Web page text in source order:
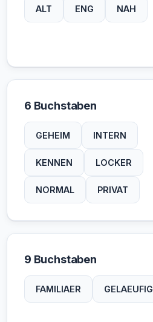
ALT ENG NAH
6 Buchstaben
GEHEIM INTERN
KENNEN LOCKER
NORMAL PRIVAT
9 Buchstaben
FAMILIAER GELAEUFIG